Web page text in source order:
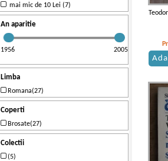
mai mic de 10 Lei (7)
An aparitie
1956 2005
Limba
Romana(27)
Coperti
Brosate(27)
Colectii
(5)